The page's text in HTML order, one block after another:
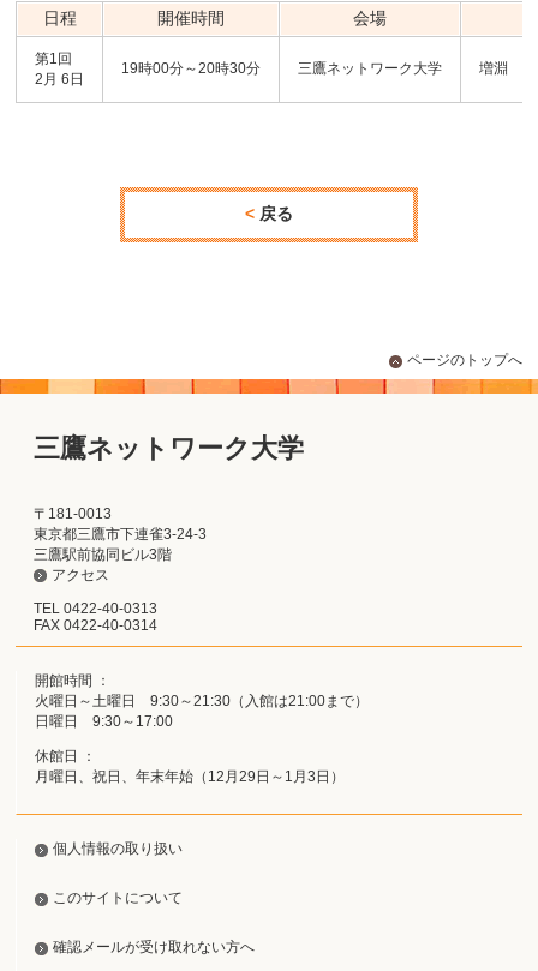
日程 開催時間 会場
第1回
2月 6日
19時00分～20時30分 三鷹ネットワーク大学 増淵 敏
戻る
ページのトップへ
三鷹ネットワーク大学
〒181-0013
東京都三鷹市下連雀3-24-3
三鷹駅前協同ビル3階
アクセス
TEL 0422-40-0313
FAX 0422-40-0314
開館時間 ：
火曜日～土曜日 9:30～21:30（入館は21:00まで）
日曜日 9:30～17:00
休館日 ：
月曜日、祝日、年末年始（12月29日～1月3日）
個人情報の取り扱い
このサイトについて
確認メールが受け取れない方へ